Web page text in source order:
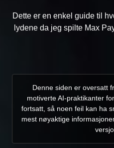
Dette er en enkel guide til
lydene da jeg spilte Max
Denne siden er oversatt
motiverte AI-praktikanter
fortsatt, så noen feil kan ha
mest nøyaktige